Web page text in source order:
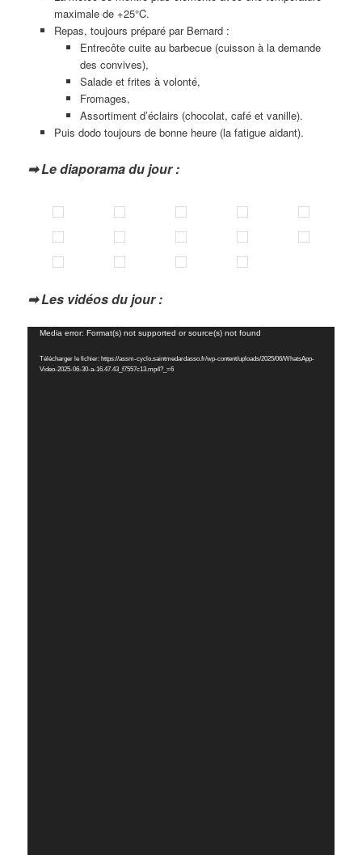
maximale de +25°C.
Repas, toujours préparé par Bernard :
Entrecôte cuite au barbecue (cuisson à la demande
des convives),
Salade et frites à volonté,
Fromages,
Assortiment d’éclairs (chocolat, café et vanille).
Puis dodo toujours de bonne heure (la fatigue aidant).
➡ Le diaporama du jour :
➡ Les vidéos du jour :
Lecteur
Media error: Format(s) not supported or source(s) not found
Télécharger le fichier: https://assm-cyclo.saintmedardasso.fr/wp-content/uploads/2025/06/WhatsApp-
Video-2025-06-30-a-16.47.43_f7557c13.mp4?_=6